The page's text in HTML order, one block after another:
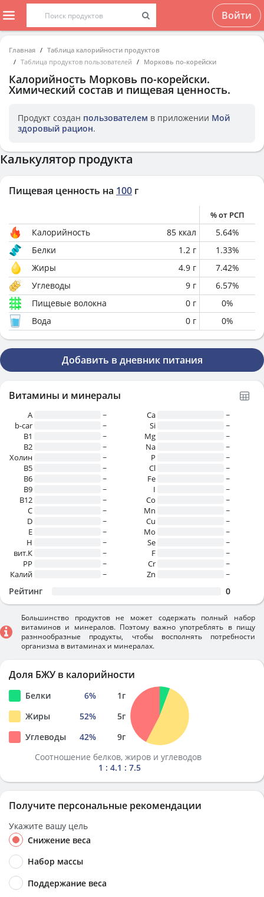
Войти
Главная
Таблица калорийности продуктов
Таблица продуктов пользователей
Морковь по-корейски
Калорийность Морковь по-корейски.
Химический состав и пищевая ценность.
Продукт создан пользователем в приложении Мой
здоровый рацион.
Калькулятор продукта
Пищевая ценность на 100 г
% от РСП
Калорийность 85 ккал 5.64%
Белки
1.2 г 1.33%
Жиры
4.9 г 7.42%
Углеводы
9 г 6.57%
Пищевые волокна
0 г 0%
Вода
0 г 0%
Добавить в дневник питания
Витамины и минералы
A
~
b-car
~
В1
~
B2
~
Холин
~
B5
~
B6
~
B9
~
B12
~
C
~
D
~
E
~
H
~
вит.К
~
PP
~
Калий
~
Ca
~
Si
~
Mg
~
Na
~
P
~
Cl
~
Fe
~
I
~
Co
~
Mn
~
Cu
~
Mo
~
Se
~
F
~
Cr
~
Zn
~
Рейтинг 0
Большинство продуктов не может содержать полный набор
витаминов и минералов. Поэтому важно употреблять в пищу
разннообразные продукты, чтобы восполнять потребности
организма в витаминах и минералах.
Доля БЖУ в калорийности
Белки 6% 1г
Жиры
52% 5г
Углеводы
42% 9г
Соотношение белков, жиров и углеводов
1 : 4.1 : 7.5
Получите персональные рекомендации
Укажите вашу цель
Снижение веса
Набор массы
Поддержание веса